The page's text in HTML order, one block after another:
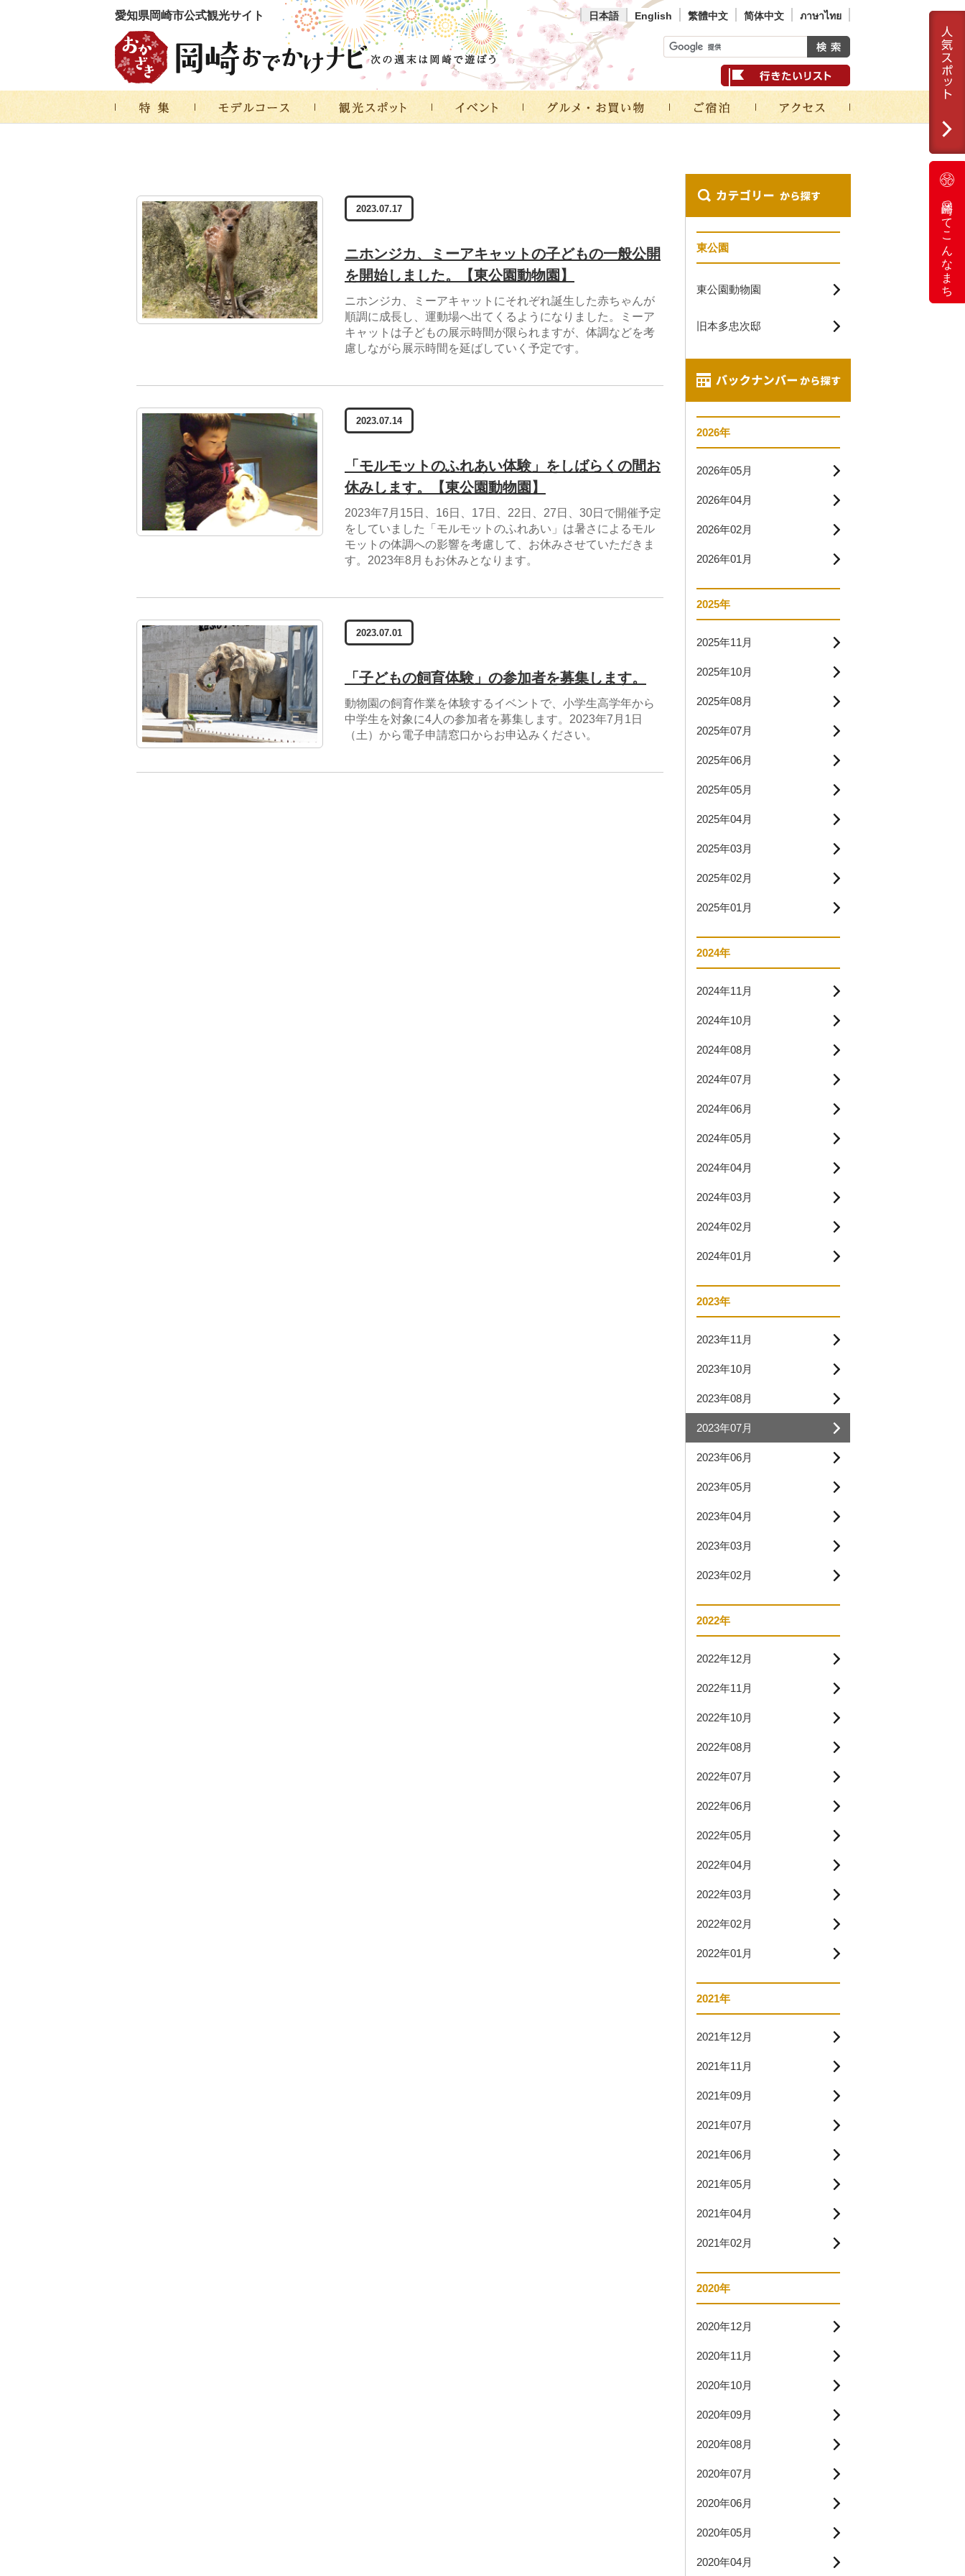
愛知県岡崎市公式観光サイト 日本語 English 繁體中文 简体中文 ภาษาไทย
岡崎ってこんなまち
2023.07.17
ニホンジカ、ミーアキャットの子どもの一般公開
を開始しました。【東公園動物園】
ニホンジカ、ミーアキャットにそれぞれ誕生した赤ちゃんが
順調に成長し、運動場へ出てくるようになりました。ミーア
キャットは子どもの展示時間が限られますが、体調などを考
慮しながら展示時間を延ばしていく予定です。
2023.07.14
「モルモットのふれあい体験」をしばらくの間お
休みします。【東公園動物園】
2023年7月15日、16日、17日、22日、27日、30日で開催予定
をしていました「モルモットのふれあい」は暑さによるモル
モットの体調への影響を考慮して、お休みさせていただきま
す。2023年8月もお休みとなります。
2023.07.01
「子どもの飼育体験」の参加者を募集します。
動物園の飼育作業を体験するイベントで、小学生高学年から
中学生を対象に4人の参加者を募集します。2023年7月1日
（土）から電子申請窓口からお申込みください。
東公園
東公園動物園
旧本多忠次邸
2026年
2026年05月
2026年04月
2026年02月
2026年01月
2025年
2025年11月
2025年10月
2025年08月
2025年07月
2025年06月
2025年05月
2025年04月
2025年03月
2025年02月
2025年01月
2024年
2024年11月
2024年10月
2024年08月
2024年07月
2024年06月
2024年05月
2024年04月
2024年03月
2024年02月
2024年01月
2023年
2023年11月
2023年10月
2023年08月
2023年07月
2023年06月
2023年05月
2023年04月
2023年03月
2023年02月
2022年
2022年12月
2022年11月
2022年10月
2022年08月
2022年07月
2022年06月
2022年05月
2022年04月
2022年03月
2022年02月
2022年01月
2021年
2021年12月
2021年11月
2021年09月
2021年07月
2021年06月
2021年05月
2021年04月
2021年02月
2020年
2020年12月
2020年11月
2020年10月
2020年09月
2020年08月
2020年07月
2020年06月
2020年05月
2020年04月